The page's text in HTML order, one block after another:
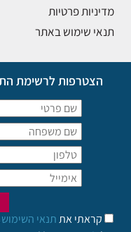
מדיניות פרטיות
תנאי שימוש באתר
הצטרפות לרשימת
קראתי אתתנאי השימוש